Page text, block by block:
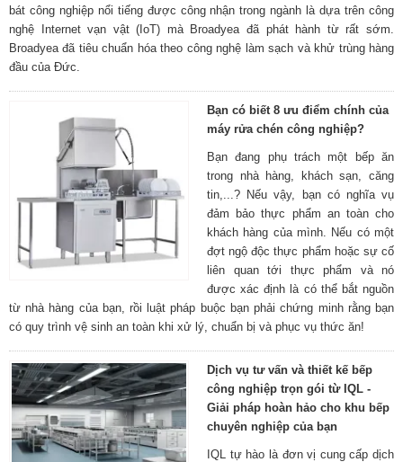
bát công nghiệp nổi tiếng được công nhận trong ngành là dựa trên công
nghệ Internet vạn vật (IoT) mà Broadyea đã phát hành từ rất sớm.
Broadyea đã tiêu chuẩn hóa theo công nghệ làm sạch và khử trùng hàng
đầu của Đức.
Bạn có biết 8 ưu điểm chính của
máy rửa chén công nghiệp?
Bạn đang phụ trách một bếp ăn
trong nhà hàng, khách sạn, căng
tin,...? Nếu vậy, bạn có nghĩa vụ
đảm bảo thực phẩm an toàn cho
khách hàng của mình. Nếu có một
đợt ngộ độc thực phẩm hoặc sự cố
liên quan tới thực phẩm và nó
được xác định là có thể bắt nguồn
từ nhà hàng của bạn, rồi luật pháp buộc bạn phải chứng minh rằng bạn
có quy trình vệ sinh an toàn khi xử lý, chuẩn bị và phục vụ thức ăn!
Dịch vụ tư vấn và thiết kế bếp
công nghiệp trọn gói từ IQL -
Giải pháp hoàn hảo cho khu bếp
chuyên nghiệp của bạn
IQL tự hào là đơn vị cung cấp dịch